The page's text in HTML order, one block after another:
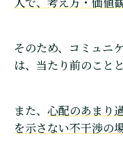
そのため、コミュニ
は、当たり前のこと
また、 心配のあまり
を示さない不干渉の